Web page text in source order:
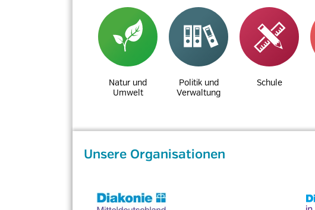
Natur und
Umwelt
Politik und
Verwaltung
Schule
Unsere Organisationen